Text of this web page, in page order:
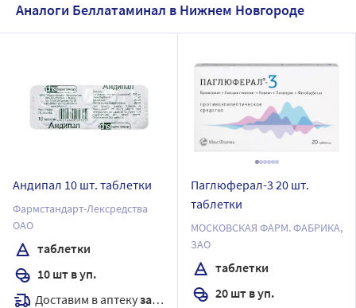
Аналоги Беллатаминал в Нижнем Новгороде
Андипал 10 шт. таблетки
Фармстандарт-Лексредства
ОАО
таблетки
10 шт в уп.
Доставим в аптекузавтра
Паглюферал-3 20 шт.
таблетки
МОСКОВСКАЯ ФАРМ. ФАБРИКА,
ЗАО
таблетки
20 шт в уп.